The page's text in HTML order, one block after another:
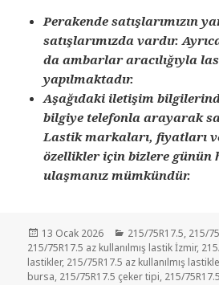
Perakende satışlarımızın
satışlarımızda vardır.
da ambarlar aracılığıyla
yapılmaktadır.
Aşağıdaki iletişim
bilgiye telefonla arayarak
Lastik markaları, fiyatları
özellikler için bizlere günün
ulaşmanız mümkündür.
Yayın
tarihi
13 Ocak 2026 Kategoriler
215/75R17.5, 215/
215/75R17.5 az kullanılmış lastik İzmir,
lastikler, 215/75R17.5 az kullanılmış
bursa, 215/75R17.5 çeker tipi, 215/